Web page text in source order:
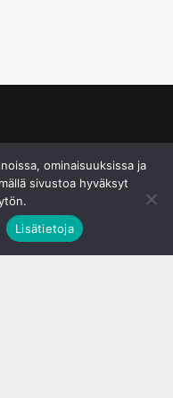
ominaisuuksissa ja
sivustoa hyväksyt
Lisätietoja